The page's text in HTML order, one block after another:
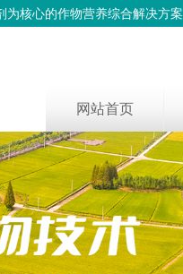
为核心的作物营养综合解决方案
网站首页